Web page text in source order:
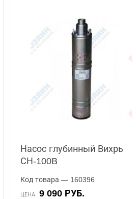
Насос глубинный Вихрь
СН-100B
Код товара — 160396
ЦЕНА
9 090 РУБ.